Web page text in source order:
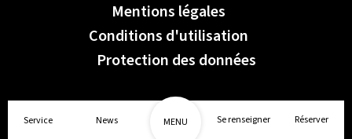
Service News MENU Se renseigner Réserver
Mentions légales
Conditions d'utilisation
Protection des données